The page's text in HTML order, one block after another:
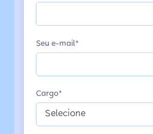
Seu e-mail*
Cargo*